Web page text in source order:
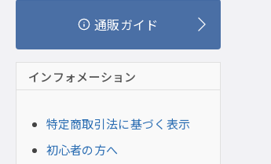
通販ガイド
インフォメーション
特定商取引法に基づく表示
初心者の方へ